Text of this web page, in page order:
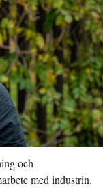
och
med industrin.